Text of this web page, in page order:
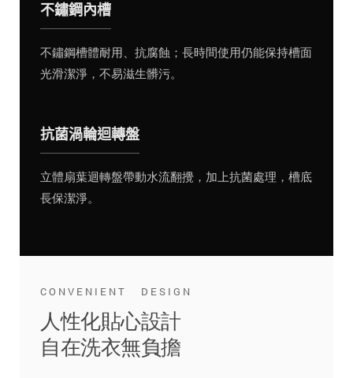
不鏽鋼內槽
不鏽鋼槽體耐用、抗腐蝕；長時間使用仍能保持槽面
光滑潔淨，不易滋生髒污。
抗菌渦輪迴轉盤
立體扇葉迴轉盤帶動水流翻攪，加上抗菌處理，槽底
長保潔淨。
CONVENIENT DESIGN
人性化貼心設計
自在洗衣無負擔